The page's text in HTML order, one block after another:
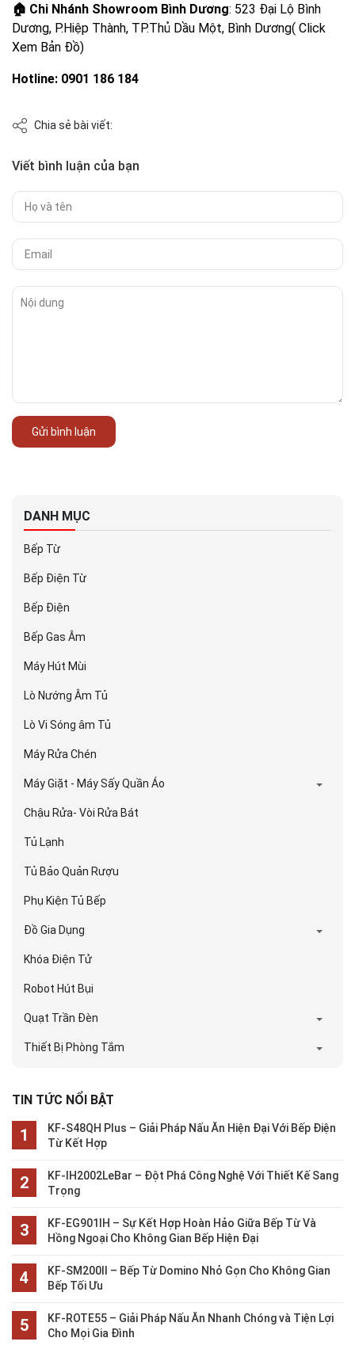
🏠 Chi Nhánh Showroom Bình Dương: 523 Đại Lộ Bình
Dương, P.Hiệp Thành, TP.Thủ Dầu Một, Bình Dương( Click
Xem Bản Đồ)
Hotline: 0901 186 184
Chia sẻ bài viết:
Viết bình luận của bạn
Gửi bình luận
DANH MỤC
Bếp Từ
Bếp Điện Từ
Bếp Điện
Bếp Gas Âm
Máy Hút Mùi
Lò Nướng Âm Tủ
Lò Vi Sóng âm Tủ
Máy Rửa Chén
Máy Giặt - Máy Sấy Quần Áo
Chậu Rửa- Vòi Rửa Bát
Tủ Lạnh
Tủ Bảo Quản Rượu
Phụ Kiện Tủ Bếp
Đồ Gia Dụng
Khóa Điện Tử
Robot Hút Bụi
Quạt Trần Đèn
Thiết Bị Phòng Tắm
TIN TỨC NỔI BẬT
KF-S48QH Plus – Giải Pháp Nấu Ăn Hiện Đại Với Bếp Điện
Từ Kết Hợp
KF-IH2002LeBar – Đột Phá Công Nghệ Với Thiết Kế Sang
Trọng
KF-EG901IH – Sự Kết Hợp Hoàn Hảo Giữa Bếp Từ Và
Hồng Ngoại Cho Không Gian Bếp Hiện Đại
KF-SM200II – Bếp Từ Domino Nhỏ Gọn Cho Không Gian
Bếp Tối Ưu
KF-ROTE55 – Giải Pháp Nấu Ăn Nhanh Chóng và Tiện Lợi
Cho Mọi Gia Đình